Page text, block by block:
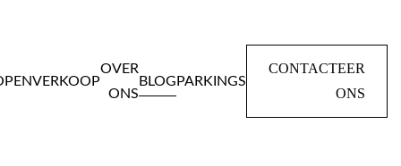
VERKOOP
OVER
ONS
BLOG PARKINGS
CONTACTEER
ONS